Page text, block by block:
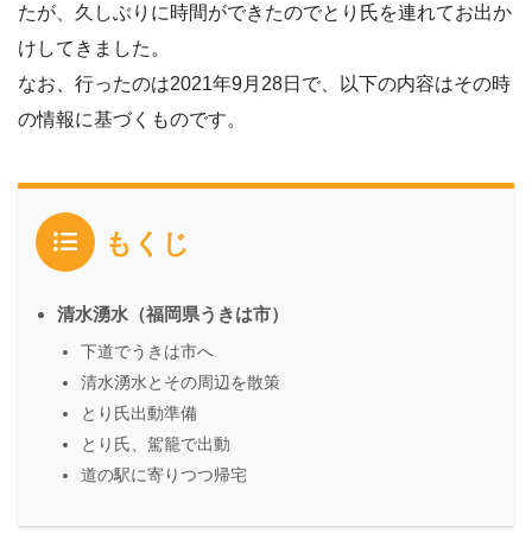
たが、久しぶりに時間ができたのでとり氏を連れてお出か
けしてきました。
なお、行ったのは2021年9月28日で、以下の内容はその時
の情報に基づくものです。
もくじ
清水湧水（福岡県うきは市）
下道でうきは市へ
清水湧水とその周辺を散策
とり氏出動準備
とり氏、駕籠で出動
道の駅に寄りつつ帰宅